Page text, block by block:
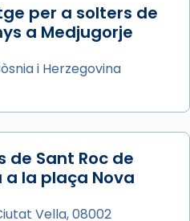
Juliana i
màrtirs.
de sant Cugat, a
sorgeix la tradició
(“relatiu a Júlia”) i
a Semprònia =
I l’any 1667, el
afirma en una obra
de l’antiga Iluro.
per a solters de
a Medjugorje
i Herzegovina
de Sant Roc de
a la plaça Nova
Vella, 08002